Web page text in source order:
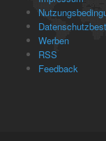
Werben
RSS
Feedback